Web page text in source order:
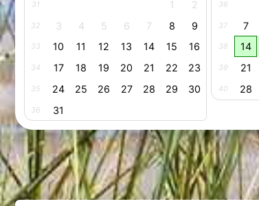
31 1 2
32 3 4 5 6 7 8 9
33 10 11 12 13 14 15 16
34 17 18 19 20 21 22 23
35 24 25 26 27 28 29 30
36 31
36
37 7
38 14
39 21
40 28